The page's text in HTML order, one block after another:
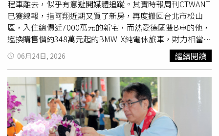
用不插、插頭不汙損、電器周圍不放置可燃物、不能沒有安
全標章」，並定期檢查家中電器設備與線路狀況，如發現老
舊或損壞情形應立即更換，以降低火災發生風險。消防局強
調，防災工作有賴政府與社區共同推動，平時多一分準備，
災時就能少一分損失。未來將持續結合社區資源及在地特色
活動推廣防災教育，深化民眾風險意識與應變能力，攜手打
造安全、宜居且具韌性的生活環境。
程車離去，似乎有意避開媒體追蹤。其實時報周刊CTWANT
已獲線報，指阿翔近期又買了新房，再度搬回台北市松山
區，入住總價近7000萬元的新宅，而熱愛德國雙B車的他，
還換購售價約348萬元起的BMW iX純電休旅車，財力相當雄
厚。上月9日阿翔結束和搭檔浩子一起出席的公益活動後，
在經紀人陪同下，繞道會場另一端搭車離開。（圖／本刊攝
影組）同日下午，本刊直擊好爸爸阿翔，從新住處開車外出
接女兒。（圖／本刊攝影組）上月9日阿翔和搭檔浩子以公
益大使身分，一同出席忠義基金會舉辦的「家孩有我在」公
益園遊會，活動結束後他在經紀人陪同下繞行至會場另一側
搭乘計程車離去，既低調又刻意。不過就在同日下午，本刊
直擊他從位於松山區的新住處開車外出，前往大安區一間兒
06月24日, 2026 繼續閱讀